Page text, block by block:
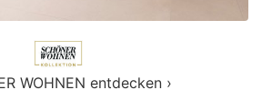
WOHNEN entdecken ›